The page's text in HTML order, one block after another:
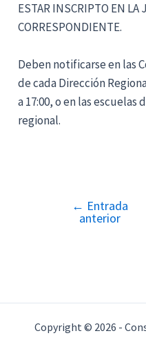
ESTAR INSCRIPTO EN LA
CORRESPONDIENTE.
Deben notificarse en las
de cada Dirección
a 17:00, o en las
regional.
Navegación
← Entrada
anterior
Copyright © 2026 -